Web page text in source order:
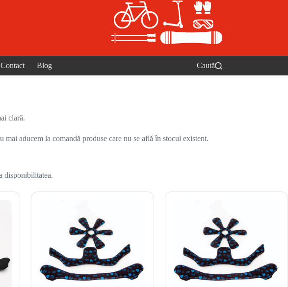
Contact Blog Caută
clară.
aducem la comandă produse care nu se află în stocul existent.
disponibilitatea.